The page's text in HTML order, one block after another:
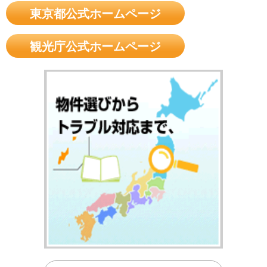
東京都公式ホームページ
観光庁公式ホームページ